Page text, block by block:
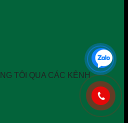
TÔI QUA CÁC KÊNH